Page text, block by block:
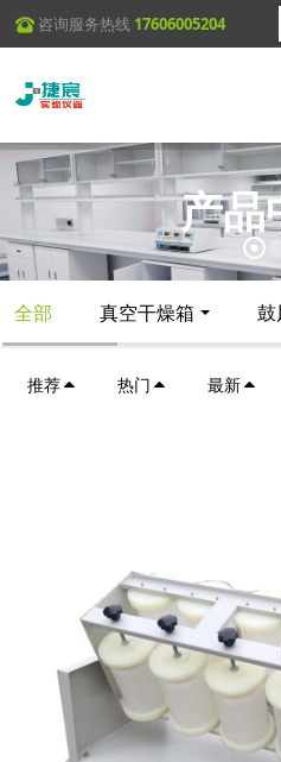
咨询服务热线 17606005204
产品
全部 真空干燥箱 鼓
推荐 热门 最新